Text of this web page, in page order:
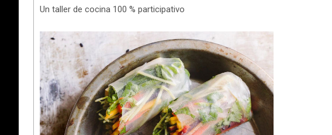
Un taller de cocina 100 % participativo